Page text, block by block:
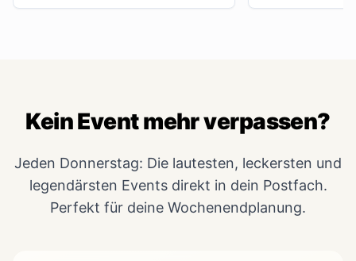
Kein Event mehr verpassen?
Jeden Donnerstag: Die lautesten, leckersten und
legendärsten Events direkt in dein Postfach.
Perfekt für deine Wochenendplanung.